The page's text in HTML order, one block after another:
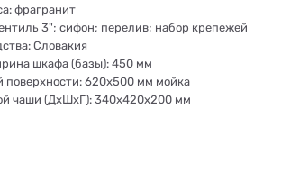
фрагранит
3"; сифон; перелив; набор крепежей
Словакия
шкафа (базы): 450 мм
поверхности: 620х500 мм мойка
чаши (ДхШхГ): 340х420x200 мм